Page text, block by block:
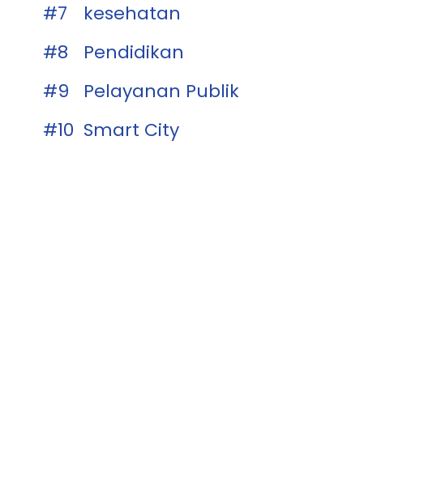
#7
kesehatan
#8
Pendidikan
#9
Pelayanan Publik
#10 Smart City